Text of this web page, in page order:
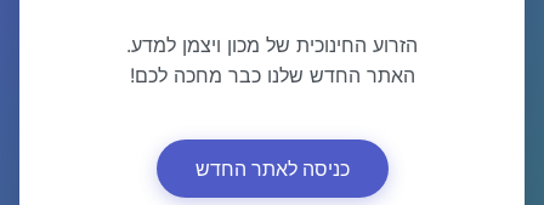
הזרוע החינוכית של מכון ויצמן למדע.
האתר החדש שלנו כבר מחכה לכם!
כניסה לאתר החדש